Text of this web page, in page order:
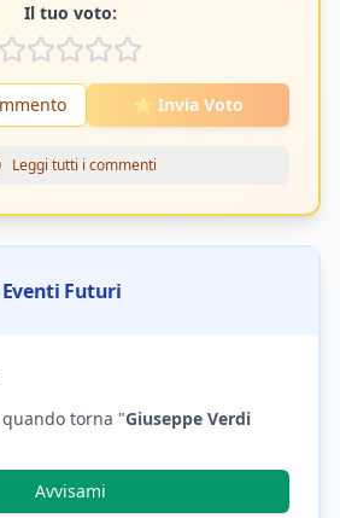
Il tuo voto:
⭐ Invia Voto
Leggi tutti i commenti
Futuri
torna "Giuseppe Verdi
Avvisami